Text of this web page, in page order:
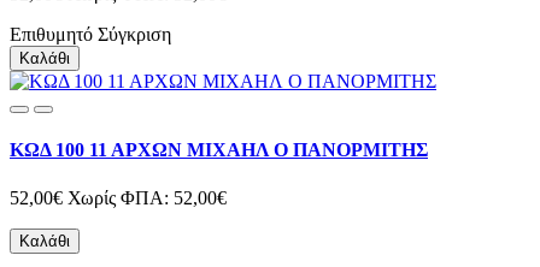
Επιθυμητό Σύγκριση
Καλάθι
ΚΩΔ 100 11 ΑΡΧΩΝ ΜΙΧΑΗΛ Ο ΠΑΝΟΡΜΙΤΗΣ
52,00€ Χωρίς ΦΠΑ: 52,00€
Καλάθι